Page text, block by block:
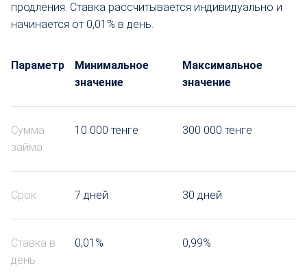
продления. Ставка рассчитывается индивидуально и
начинается от 0,01% в день.
Параметр
Минимальное
значение
Максимальное
значение
Сумма
займа
10 000 тенге 300 000 тенге
Срок 7 дней 30 дней
Ставка в
день
0,01% 0,99%